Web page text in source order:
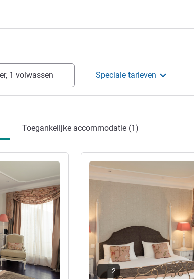
1 volwassen Speciale tarieven
Toegankelijke accommodatie (1)
Meer informatie
2